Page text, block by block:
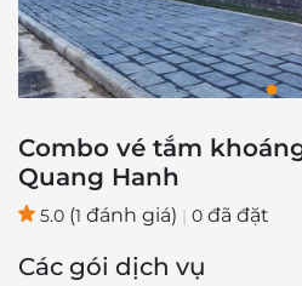
Combo vé tắm
Quang Hanh
5.0 (1 đánh giá) | 0 đã đặt
Các gói dịch vụ